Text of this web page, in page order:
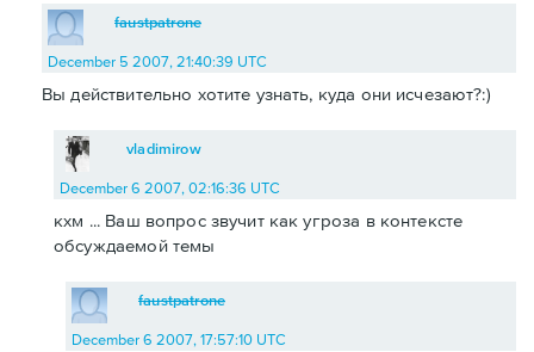
faustpatrone
December 5 2007, 21:40:39 UTC
Вы действительно хотите узнать, куда они исчезают?:)
vladimirow
December 6 2007, 02:16:36 UTC
кхм ... Ваш вопрос звучит как угроза в контексте
обсуждаемой темы
faustpatrone
December 6 2007, 17:57:10 UTC